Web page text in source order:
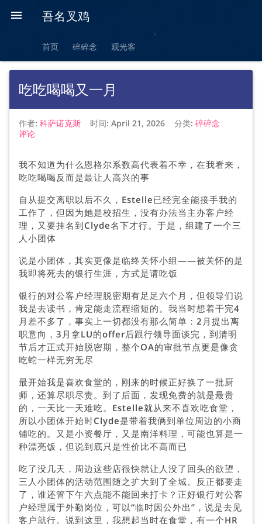
 吾名叉鸡
首页 碎碎念 观光客
吃吃喝喝又一月
作者: 科萨诺克斯 时间: April 21, 2026 分类: 碎碎念
评论
我不知道为什么恩格尔系数高代表着不幸，在我看来，
吃吃喝喝反而是最让人高兴的事
自从提交离职以后不久，Estelle已经完全能接手我的
工作了，但因为她是校招生，没有办法当主办客户经
理，又要挂名到Clyde名下才行。于是，组建了一个三
人小团体
说是小团体，其实更像是临终关怀小组——被关怀的是
我即将死去的银行生涯，方式是请吃饭
银行的对公客户经理脱密期有足足六个月，但领导们说
我是去读书，肯定能走流程缩短的。我当时想着干完4
月差不多了，事实上一切都没有那么简单：2月提出离
职意向，3月拿LU的offer后跟行领导面谈完，到清明
节后才正式开始脱密期，整个OA的审批节点更是像贪
吃蛇一样无穷无尽
最开始我是喜欢食堂的，刚来的时候正好换了一批厨
师，还算尽职尽责。到了后面，发现免费的就是最贵
的，一天比一天难吃。Estelle就从来不喜欢吃食堂，
所以小团体开始时Clyde是带着我俩到单位周边的小商
铺吃的。又是小资餐厅，又是南洋料理，可能也算是一
种漂亮饭，但说到底只是性价比不高而已
吃了没几天，周边这些店很快就让人没了回头的欲望，
三人小团体的活动范围随之扩大到了全城。反正都要走
了，谁还管下午六点能不能回来打卡？正好银行对公客
户经理属于外勤岗位，可以“临时因公外出”，说是去见
客户就行。说到这里，我想起当时在食堂，有一个HR